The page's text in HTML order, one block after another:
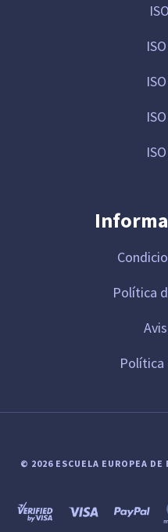
Política
Política
© 2026 ESCUELA EUROPEA DE